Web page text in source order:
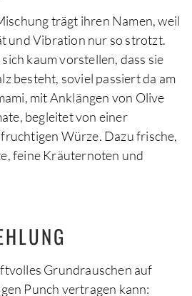
trägt ihren Namen, weil
und Vibration nur so strotzt.
kaum vorstellen, dass sie
besteht, soviel passiert da am
mit Anklängen von Olive
begleitet von einer
Würze. Dazu frische,
feine Kräuternoten und
Grundrauschen auf
Punch vertragen kann: